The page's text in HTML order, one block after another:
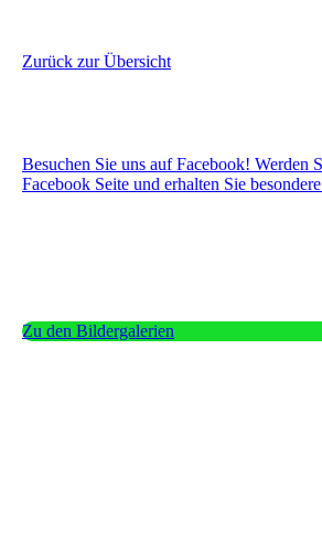
Zurück zur Übersicht
Besuchen Sie uns auf Facebook! Werden
Facebook Seite und erhalten Sie
Zu den Bildergalerien